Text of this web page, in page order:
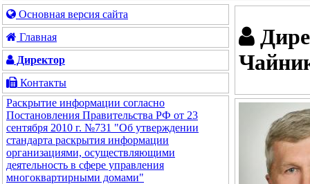
Основная версия сайта
Главная
Директор
Контакты
Раскрытие информации согласно
Постановления Правительства РФ от 23
сентября 2010 г. №731 "Об утверждении
стандарта раскрытия информации
организациями, осуществляющими
деятельность в сфере управления
многоквартирными домами"